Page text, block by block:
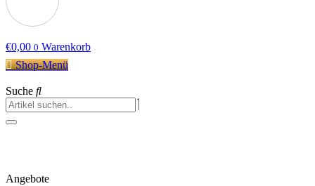
€0,00 0 Warenkorb
Shop-Menü
Suche
Angebote